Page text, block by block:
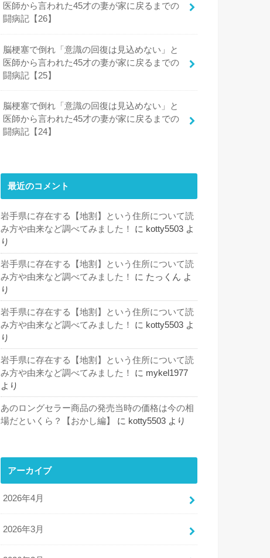
医師から言われた45才の妻が家に戻るまでの
闘病記【26】
脳梗塞で倒れ「意識の回復は見込めない」と
医師から言われた45才の妻が家に戻るまでの
闘病記【25】
脳梗塞で倒れ「意識の回復は見込めない」と
医師から言われた45才の妻が家に戻るまでの
闘病記【24】
最近のコメント
岩手県に存在する【地割】という住所について読
み方や由来など調べてみました！
に kotty5503 よ
り
岩手県に存在する【地割】という住所について読
み方や由来など調べてみました！
に たっくん よ
り
岩手県に存在する【地割】という住所について読
み方や由来など調べてみました！
に kotty5503 よ
り
岩手県に存在する【地割】という住所について読
み方や由来など調べてみました！
に mykel1977
より
あのロングセラー商品の発売当時の価格は今の相
場だといくら？【おかし編】
に kotty5503 より
アーカイブ
2026年4月
2026年3月